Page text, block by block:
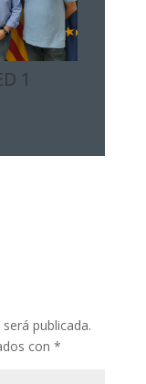
1
publicada.
con *